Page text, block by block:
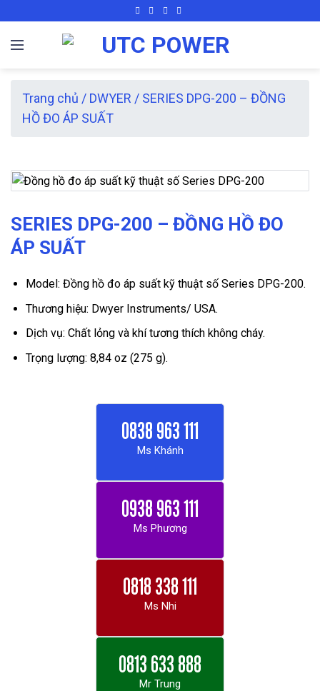
to
content
Trang chủ / DWYER / SERIES DPG-200 – ĐỒNG
HỒ ĐO ÁP SUẤT
SERIES DPG-200 – ĐỒNG HỒ ĐO
ÁP SUẤT
Model: Đồng hồ đo áp suất kỹ thuật số Series DPG-200.
Thương hiệu: Dwyer Instruments/ USA.
Dịch vụ: Chất lỏng và khí tương thích không cháy.
Trọng lượng: 8,84 oz (275 g).
0838 963 111
Ms Khánh
0938 963 111
Ms Phương
0818 338 111
Ms Nhi
0813 633 888
Mr Trung